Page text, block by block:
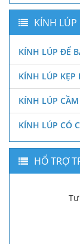
KÍNH LÚP
KÍNH LÚP ĐỂ
KÍNH LÚP KẸP
KÍNH LÚP CẦM
KÍNH LÚP CÓ
HỔ TRỢ